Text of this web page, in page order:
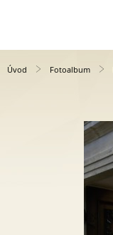
Úvod Fotoalbum